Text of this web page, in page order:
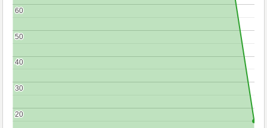
20
20
30
30
40
40
50
50
60
60